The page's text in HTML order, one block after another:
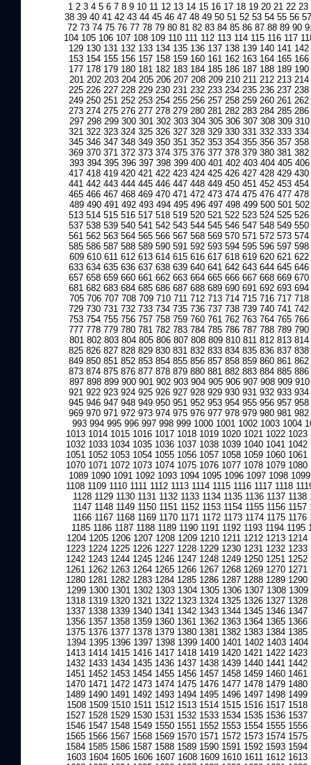
1 2 3 4 5 6 7 8 9 10 11 12 13 14 15 16 17 18 19 20 21 22 23
38 39 40 41 42 43 44 45 46 47 48 49 50 51 52 53 54 55 56
72 73 74 75 76 77 78 79 80 81 82 83 84 85 86 87 88 89 90
104 105 106 107 108 109 110 111 112 113 114 115 116 117
129 130 131 132 133 134 135 136 137 138 139 140 141 142
153 154 155 156 157 158 159 160 161 162 163 164 165 166
177 178 179 180 181 182 183 184 185 186 187 188 189 190
201 202 203 204 205 206 207 208 209 210 211 212 213 214
225 226 227 228 229 230 231 232 233 234 235 236 237 238
249 250 251 252 253 254 255 256 257 258 259 260 261 262
273 274 275 276 277 278 279 280 281 282 283 284 285 286
297 298 299 300 301 302 303 304 305 306 307 308 309 310
321 322 323 324 325 326 327 328 329 330 331 332 333 334
345 346 347 348 349 350 351 352 353 354 355 356 357 358
369 370 371 372 373 374 375 376 377 378 379 380 381 382
393 394 395 396 397 398 399 400 401 402 403 404 405 406
417 418 419 420 421 422 423 424 425 426 427 428 429 430
441 442 443 444 445 446 447 448 449 450 451 452 453 454
465 466 467 468 469 470 471 472 473 474 475 476 477 478
489 490 491 492 493 494 495 496 497 498 499 500 501 502
513 514 515 516 517 518 519 520 521 522 523 524 525 526
537 538 539 540 541 542 543 544 545 546 547 548 549 550
561 562 563 564 565 566 567 568 569 570 571 572 573 574
585 586 587 588 589 590 591 592 593 594 595 596 597 598
609 610 611 612 613 614 615 616 617 618 619 620 621 622
633 634 635 636 637 638 639 640 641 642 643 644 645 646
657 658 659 660 661 662 663 664 665 666 667 668 669 670
681 682 683 684 685 686 687 688 689 690 691 692 693 694
705 706 707 708 709 710 711 712 713 714 715 716 717 718
729 730 731 732 733 734 735 736 737 738 739 740 741 742
753 754 755 756 757 758 759 760 761 762 763 764 765 766
777 778 779 780 781 782 783 784 785 786 787 788 789 790
801 802 803 804 805 806 807 808 809 810 811 812 813 814
825 826 827 828 829 830 831 832 833 834 835 836 837 838
849 850 851 852 853 854 855 856 857 858 859 860 861 862
873 874 875 876 877 878 879 880 881 882 883 884 885 886
897 898 899 900 901 902 903 904 905 906 907 908 909 910
921 922 923 924 925 926 927 928 929 930 931 932 933 934
945 946 947 948 949 950 951 952 953 954 955 956 957 958
969 970 971 972 973 974 975 976 977 978 979 980 981 982
993 994 995 996 997 998 999 1000 1001 1002 1003 1004
1013 1014 1015 1016 1017 1018 1019 1020 1021 1022 1023
1032 1033 1034 1035 1036 1037 1038 1039 1040 1041 1042
1051 1052 1053 1054 1055 1056 1057 1058 1059 1060 1061
1070 1071 1072 1073 1074 1075 1076 1077 1078 1079 1080
1089 1090 1091 1092 1093 1094 1095 1096 1097 1098 1099
1108 1109 1110 1111 1112 1113 1114 1115 1116 1117 1118
1128 1129 1130 1131 1132 1133 1134 1135 1136 1137 1138
1147 1148 1149 1150 1151 1152 1153 1154 1155 1156 1157
1166 1167 1168 1169 1170 1171 1172 1173 1174 1175 1176
1185 1186 1187 1188 1189 1190 1191 1192 1193 1194 1195
1204 1205 1206 1207 1208 1209 1210 1211 1212 1213 1214
1223 1224 1225 1226 1227 1228 1229 1230 1231 1232 1233
1242 1243 1244 1245 1246 1247 1248 1249 1250 1251 1252
1261 1262 1263 1264 1265 1266 1267 1268 1269 1270 1271
1280 1281 1282 1283 1284 1285 1286 1287 1288 1289 1290
1299 1300 1301 1302 1303 1304 1305 1306 1307 1308 1309
1318 1319 1320 1321 1322 1323 1324 1325 1326 1327 1328
1337 1338 1339 1340 1341 1342 1343 1344 1345 1346 1347
1356 1357 1358 1359 1360 1361 1362 1363 1364 1365 1366
1375 1376 1377 1378 1379 1380 1381 1382 1383 1384 1385
1394 1395 1396 1397 1398 1399 1400 1401 1402 1403 1404
1413 1414 1415 1416 1417 1418 1419 1420 1421 1422 1423
1432 1433 1434 1435 1436 1437 1438 1439 1440 1441 1442
1451 1452 1453 1454 1455 1456 1457 1458 1459 1460 1461
1470 1471 1472 1473 1474 1475 1476 1477 1478 1479 1480
1489 1490 1491 1492 1493 1494 1495 1496 1497 1498 1499
1508 1509 1510 1511 1512 1513 1514 1515 1516 1517 1518
1527 1528 1529 1530 1531 1532 1533 1534 1535 1536 1537
1546 1547 1548 1549 1550 1551 1552 1553 1554 1555 1556
1565 1566 1567 1568 1569 1570 1571 1572 1573 1574 1575
1584 1585 1586 1587 1588 1589 1590 1591 1592 1593 1594
1603 1604 1605 1606 1607 1608 1609 1610 1611 1612 1613